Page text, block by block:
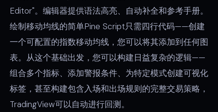
Editor"。编辑器提供语法高亮、自动补全和参考手册。
绘制移动均线的简单Pine Script只需四行代码——创建
一个可配置的指数移动均线，您可以将其添加到任何图
表。从这个基础出发，您可以构建日益复杂的逻辑——
组合多个指标、添加警报条件、为特定模式创建可视化
标签，甚至构建包含入场和出场规则的完整交易策略，
TradingView可以自动进行回测。